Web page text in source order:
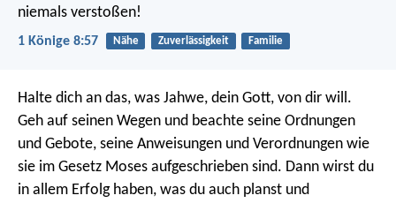
niemals verstoßen!
1 Könige 8:57 Nähe Zuverlässigkeit Familie
Halte dich an das, was Jahwe, dein Gott, von dir will.
Geh auf seinen Wegen und beachte seine Ordnungen
und Gebote, seine Anweisungen und Verordnungen wie
sie im Gesetz Moses aufgeschrieben sind. Dann wirst du
in allem Erfolg haben, was du auch planst und